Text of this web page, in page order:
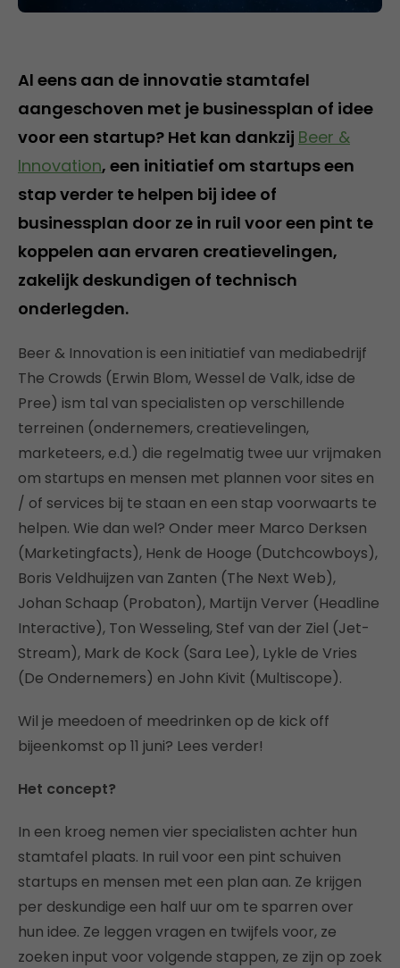
Al eens aan de innovatie stamtafel
aangeschoven met je businessplan of idee
voor een startup? Het kan dankzij Beer &
Innovation, een initiatief om startups een
stap verder te helpen bij idee of
businessplan door ze in ruil voor een pint te
koppelen aan ervaren creatievelingen,
zakelijk deskundigen of technisch
onderlegden.
Beer & Innovation is een initiatief van mediabedrijf
The Crowds (Erwin Blom, Wessel de Valk, idse de
Pree) ism tal van specialisten op verschillende
terreinen (ondernemers, creatievelingen,
marketeers, e.d.) die regelmatig twee uur vrijmaken
om startups en mensen met plannen voor sites en
/ of services bij te staan en een stap voorwaarts te
helpen. Wie dan wel? Onder meer Marco Derksen
(Marketingfacts), Henk de Hooge (Dutchcowboys),
Boris Veldhuijzen van Zanten (The Next Web),
Johan Schaap (Probaton), Martijn Verver (Headline
Interactive), Ton Wesseling, Stef van der Ziel (Jet-
Stream), Mark de Kock (Sara Lee), Lykle de Vries
(De Ondernemers) en John Kivit (Multiscope).
Wil je meedoen of meedrinken op de kick off
bijeenkomst op 11 juni? Lees verder!
Het concept?
In een kroeg nemen vier specialisten achter hun
stamtafel plaats. In ruil voor een pint schuiven
startups en mensen met een plan aan. Ze krijgen
per deskundige een half uur om te sparren over
hun idee. Ze leggen vragen en twijfels voor, ze
zoeken input voor volgende stappen, ze zijn op zoek